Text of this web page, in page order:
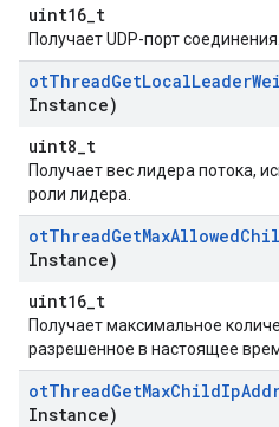
uint16_t
Получает UDP-порт соединения.
otThreadGetLocalLeader
Instance)
uint8_t
Получает вес лидера потока,
роли лидера.
otThreadGetMaxAllowed
Instance)
uint16_t
Получает максимальное
разрешенное в настоящее
otThreadGetMaxChildIp
Instance)